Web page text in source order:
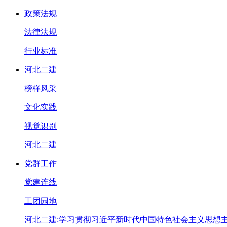
政策法规
法律法规
行业标准
河北二建
榜样风采
文化实践
视觉识别
河北二建
党群工作
党建连线
工团园地
河北二建:学习贯彻习近平新时代中国特色社会主义思想